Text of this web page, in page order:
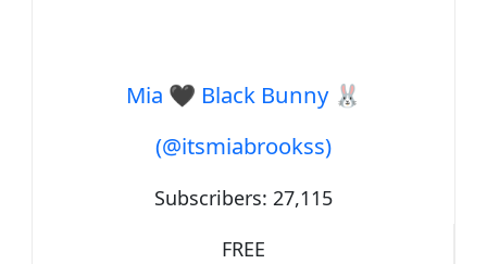
Mia 🖤 Black Bunny 🐰
(@itsmiabrookss)
Subscribers: 27,115
FREE